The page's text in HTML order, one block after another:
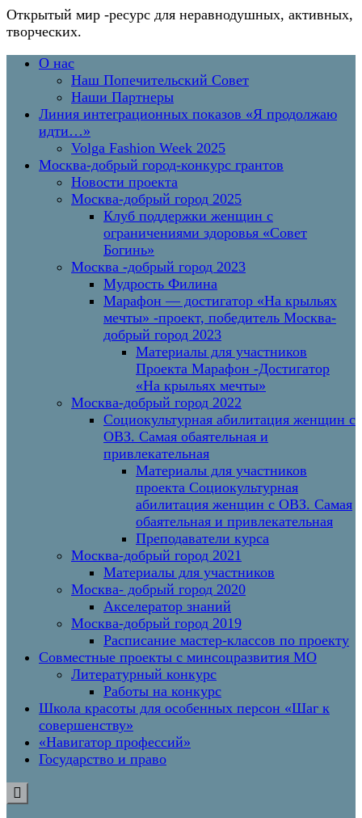
Открытый мир -ресурс для неравнодушных, активных,
творческих.
Перейти
содержимому
Основное
О нас
Наш Попечительский Совет
Наши Партнеры
Линия интеграционных показов «Я продолжаю
идти…»
Volga Fashion Week 2025
Москва-добрый город-конкурс грантов
Новости проекта
Москва-добрый город 2025
Клуб поддержки женщин с
ограничениями здоровья «Совет
Богинь»
Москва -добрый город 2023
Мудрость Филина
Марафон — достигатор «На крыльях
мечты» -проект, победитель Москва-
добрый город 2023
Материалы для участников
Проекта Марафон -Достигатор
«На крыльях мечты»
Москва-добрый город 2022
Социокультурная абилитация женщин с
ОВЗ. Самая обаятельная и
привлекательная
Материалы для участников
проекта Социокультурная
абилитация женщин с ОВЗ. Самая
обаятельная и привлекательная
Преподаватели курса
Москва-добрый город 2021
Материалы для участников
Москва- добрый город 2020
Акселератор знаний
Москва-добрый город 2019
Расписание мастер-классов по проекту
Совместные проекты с минсоцразвития МО
Литературный конкурс
Работы на конкурс
Школа красоты для особенных персон «Шаг к
совершенству»
«Навигатор профессий»
Государство и право